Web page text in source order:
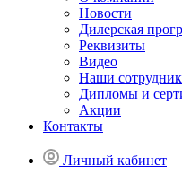
Новости
Дилерская
Реквизиты
Видео
Наши
Дипломы и
Акции
Контакты
Личный кабинет